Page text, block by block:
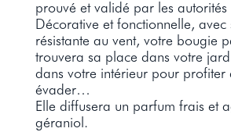
prouvé et validé par les autorités
Décorative et fonctionnelle, avec
résistante au vent, votre bougie
trouvera sa place dans votre
dans votre intérieur pour profiter
évader…
Elle diffusera un parfum frais et
géraniol.